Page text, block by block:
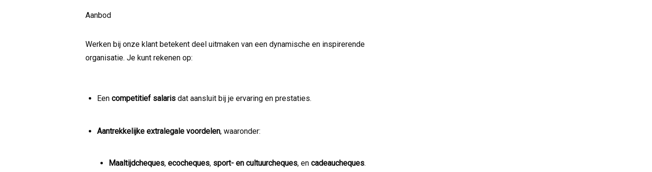
Aanbod
Werken bij onze klant betekent deel uitmaken van een dynamische en inspirerende
organisatie. Je kunt rekenen op:
Een competitief salaris dat aansluit bij je ervaring en prestaties.
Aantrekkelijke extralegale voordelen, waaronder:
Maaltijdcheques, ecocheques, sport- en cultuurcheques, en cadeaucheques.